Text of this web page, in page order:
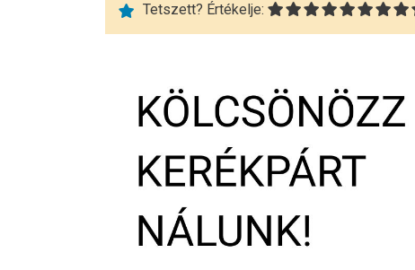
Tetszett? Értékelje: